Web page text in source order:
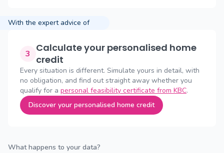
With the expert advice of
3
Calculate your personalised home
credit
Every situation is different. Simulate yours in detail, with
no obligation, and find out straight away whether you
qualify for a personal feasibility certificate from KBC.
Discover your personalised home credit
What happens to your data?